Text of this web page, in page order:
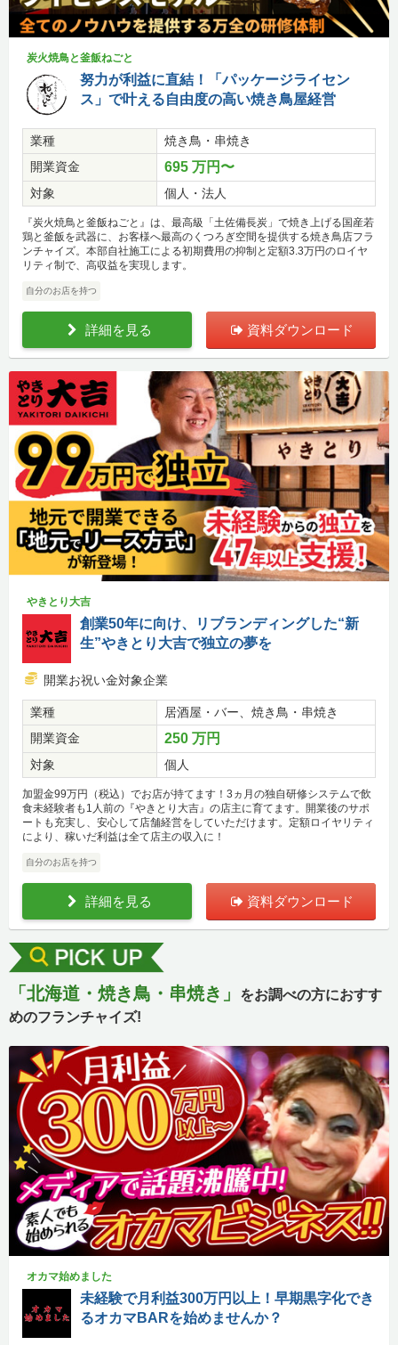
炭火焼鳥と釜飯ねごと
努力が利益に直結！「パッケージライセン
ス」で叶える自由度の高い焼き鳥屋経営
業種
焼き鳥・串焼き
開業資金
695 万円〜
対象 個人・法人
『炭火焼鳥と釜飯ねごと』は、最高級「土佐備長炭」で焼き上げる国産若
鶏と釜飯を武器に、お客様へ最高のくつろぎ空間を提供する焼き鳥店フラ
ンチャイズ。本部自社施工による初期費用の抑制と定額3.3万円のロイヤ
リティ制で、高収益を実現します。
自分のお店を持つ
詳細を見る 資料ダウンロード
やきとり大吉
創業50年に向け、リブランディングした“新
生”やきとり大吉で独立の夢を
開業お祝い金対象企業
業種
居酒屋・バー、焼き鳥・串焼き
開業資金
250 万円
対象 個人
加盟金99万円（税込）でお店が持てます！3ヵ月の独自研修システムで飲
食未経験者も1人前の『やきとり大吉』の店主に育てます。開業後のサポ
ートも充実し、安心して店舗経営をしていただけます。定額ロイヤリティ
により、稼いだ利益は全て店主の収入に！
自分のお店を持つ
詳細を見る 資料ダウンロード
「北海道・焼き鳥・串焼き」
をお調べの方におすす
めのフランチャイズ!
オカマ始めました
未経験で月利益300万円以上！早期黒字化でき
るオカマBARを始めませんか？